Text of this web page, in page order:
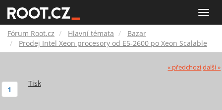
Toggle
Root.cz
Fórum Root.cz Hlavní témata
Bazar
Prodej Intel Xeon procesory od E5-2600 po Xeon Scalable
« předchozídalší »
Tisk
1